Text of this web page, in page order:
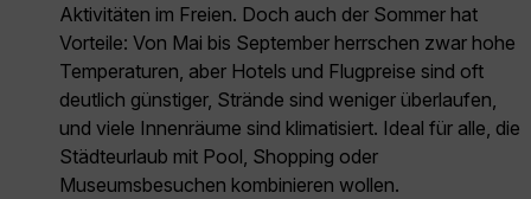
Aktivitäten im Freien. Doch auch der Sommer hat
Vorteile: Von Mai bis September herrschen zwar hohe
Temperaturen, aber Hotels und Flugpreise sind oft
deutlich günstiger, Strände sind weniger überlaufen,
und viele Innenräume sind klimatisiert. Ideal für alle, die
Städteurlaub mit Pool, Shopping oder
Museumsbesuchen kombinieren wollen.